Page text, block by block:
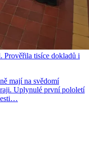
Prověřila tisíce dokladů i
mají na svědomí
Uplynulé první pololetí